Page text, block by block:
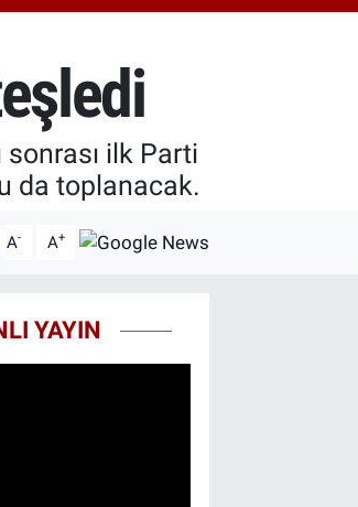
sonrası ilk Parti
da toplanacak.
A- A+
YAYIN